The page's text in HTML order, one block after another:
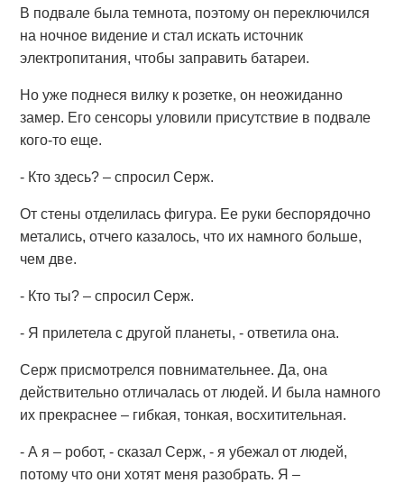
В подвале была темнота, поэтому он переключился
на ночное видение и стал искать источник
электропитания, чтобы заправить батареи.
Но уже поднеся вилку к розетке, он неожиданно
замер. Его сенсоры уловили присутствие в подвале
кого-то еще.
- Кто здесь? – спросил Серж.
От стены отделилась фигура. Ее руки беспорядочно
метались, отчего казалось, что их намного больше,
чем две.
- Кто ты? – спросил Серж.
- Я прилетела с другой планеты, - ответила она.
Серж присмотрелся повнимательнее. Да, она
действительно отличалась от людей. И была намного
их прекраснее – гибкая, тонкая, восхитительная.
- А я – робот, - сказал Серж, - я убежал от людей,
потому что они хотят меня разобрать. Я –